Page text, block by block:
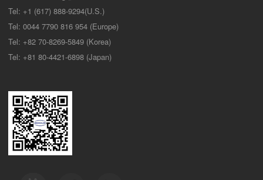
Tel: +1 (617) 888-9294(U.S.)
Tel: 0044 7790 816 954 (Europe)
Tel: +82 70-8269-5849 (Korea)
Tel: +81 80-4421-6898 (Japan)